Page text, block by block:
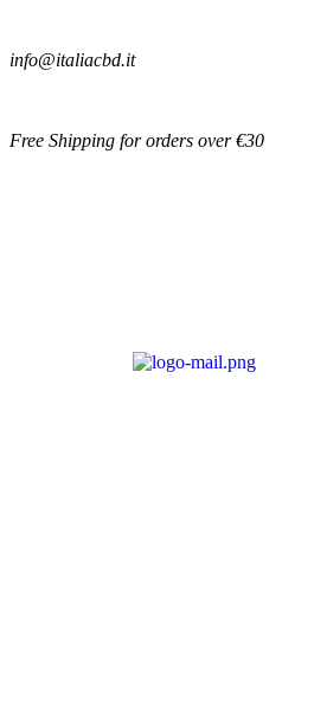
info@italiacbd.it
Free Shipping for orders over €30